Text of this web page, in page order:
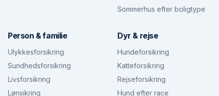
Sommerhus efter boligtype
Person & familie
Ulykkesforsikring
Sundhedsforsikring
Livsforsikring
Lønsikring
Dyr & rejse
Hundeforsikring
Katteforsikring
Rejseforsikring
Hund efter race